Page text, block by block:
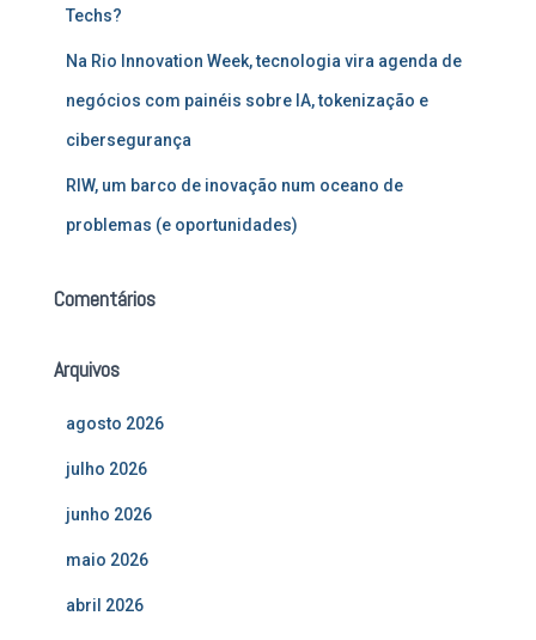
Techs?
Na Rio Innovation Week, tecnologia vira agenda de
negócios com painéis sobre IA, tokenização e
cibersegurança
RIW, um barco de inovação num oceano de
problemas (e oportunidades)
Comentários
Arquivos
agosto 2026
julho 2026
junho 2026
maio 2026
abril 2026